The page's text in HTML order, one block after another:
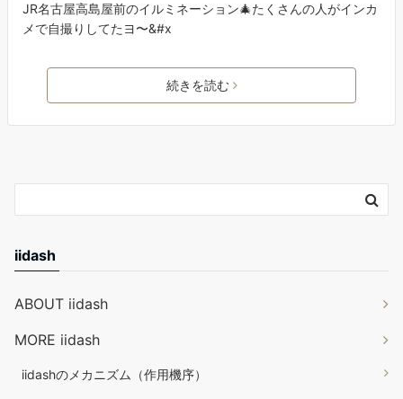
JR名古屋高島屋前のイルミネーション🎄たくさんの人がインカ
メで自撮りしてたヨ〜&#x
続きを読む
iidash
ABOUT iidash
MORE iidash
iidashのメカニズム（作用機序）